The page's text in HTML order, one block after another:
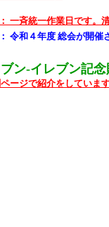
一斉統一作業日です
令和４年度 総会が開催
ン-イレブン記
ジで紹介をしています